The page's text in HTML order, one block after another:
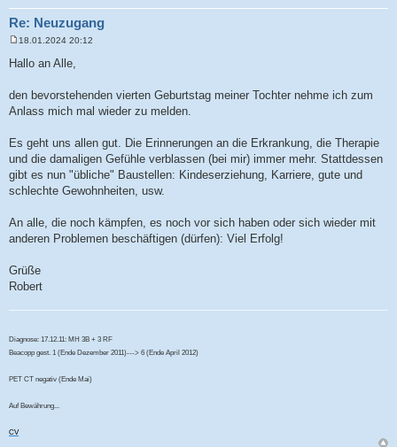
Re: Neuzugang
e
i
a
g
18.01.2024 20:12
Hallo an Alle,
den bevorstehenden vierten Geburtstag meiner Tochter nehme ich zum
Anlass mich mal wieder zu melden.
Es geht uns allen gut. Die Erinnerungen an die Erkrankung, die Therapie
und die damaligen Gefühle verblassen (bei mir) immer mehr. Stattdessen
gibt es nun "übliche" Baustellen: Kindeserziehung, Karriere, gute und
schlechte Gewohnheiten, usw.
An alle, die noch kämpfen, es noch vor sich haben oder sich wieder mit
anderen Problemen beschäftigen (dürfen): Viel Erfolg!
Grüße
Robert
Diagnose: 17.12.11: MH 3B + 3 RF
Beacopp gest. 1 (Ende Dezember 2011)---> 6 (Ende April 2012)
PET CT negativ (Ende Mai)
Auf Bewährung...
CV